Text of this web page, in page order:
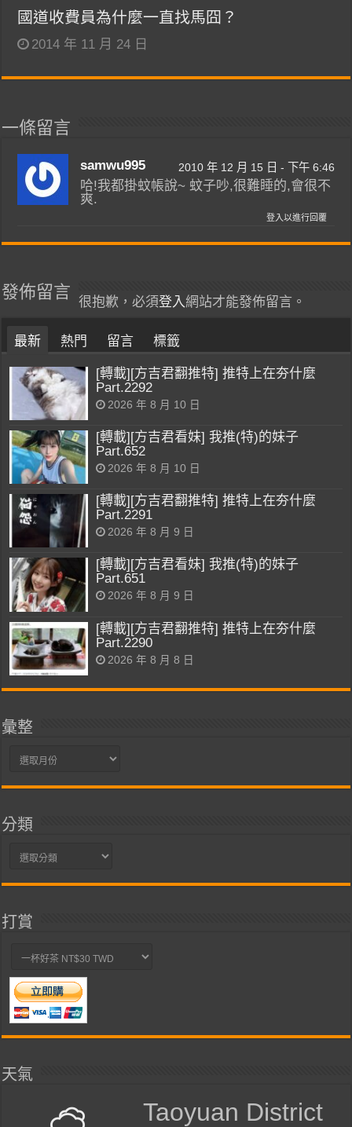
國道收費員為什麼一直找馬囧？
2014 年 11 月 24 日
一條留言
samwu995 2010 年 12 月 15 日 - 下午 6:46
哈!我都掛蚊帳說~ 蚊子吵,很難睡的,會很不
爽.
登入以進行回覆
發佈留言
很抱歉，必須登入網站才能發佈留言。
最新 熱門 留言 標籤
[轉載][方吉君翻推特] 推特上在夯什麼
Part.2292
2026 年 8 月 10 日
[轉載][方吉君看妹] 我推(特)的妹子
Part.652
2026 年 8 月 10 日
[轉載][方吉君翻推特] 推特上在夯什麼
Part.2291
2026 年 8 月 9 日
[轉載][方吉君看妹] 我推(特)的妹子
Part.651
2026 年 8 月 9 日
[轉載][方吉君翻推特] 推特上在夯什麼
Part.2290
2026 年 8 月 8 日
彙整
彙
分類
分
打賞
天氣
Taoyuan District